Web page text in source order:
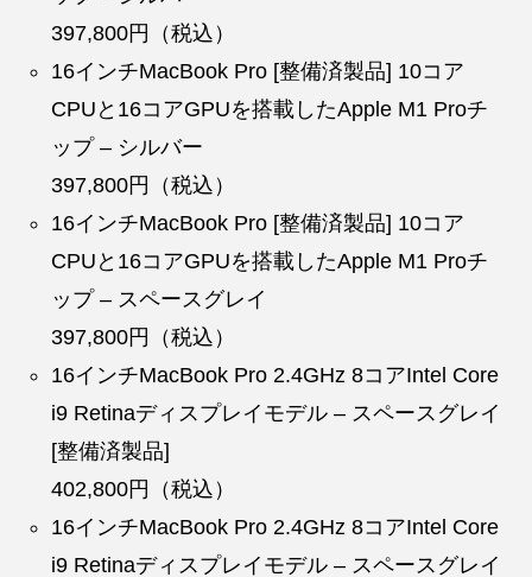
397,800円（税込）
16インチMacBook Pro [整備済製品] 10コア
CPUと16コアGPUを搭載したApple M1 Proチ
ップ – シルバー
397,800円（税込）
16インチMacBook Pro [整備済製品] 10コア
CPUと16コアGPUを搭載したApple M1 Proチ
ップ – スペースグレイ
397,800円（税込）
16インチMacBook Pro 2.4GHz 8コアIntel Core
i9 Retinaディスプレイモデル – スペースグレイ
[整備済製品]
402,800円（税込）
16インチMacBook Pro 2.4GHz 8コアIntel Core
i9 Retinaディスプレイモデル – スペースグレイ